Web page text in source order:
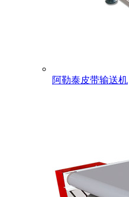
阿勒泰皮带输送机